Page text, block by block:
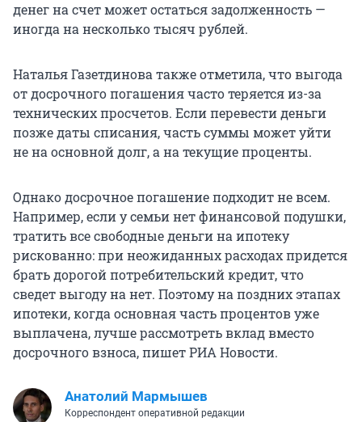
денег на счет может остаться задолженность —
иногда на несколько тысяч рублей.
Наталья Газетдинова также отметила, что выгода
от досрочного погашения часто теряется из-за
технических просчетов. Если перевести деньги
позже даты списания, часть суммы может уйти
не на основной долг, а на текущие проценты.
Однако досрочное погашение подходит не всем.
Например, если у семьи нет финансовой подушки,
тратить все свободные деньги на ипотеку
рискованно: при неожиданных расходах придется
брать дорогой потребительский кредит, что
сведет выгоду на нет. Поэтому на поздних этапах
ипотеки, когда основная часть процентов уже
выплачена, лучше рассмотреть вклад вместо
досрочного взноса, пишет РИА Новости.
Анатолий Мармышев
Корреспондент оперативной редакции